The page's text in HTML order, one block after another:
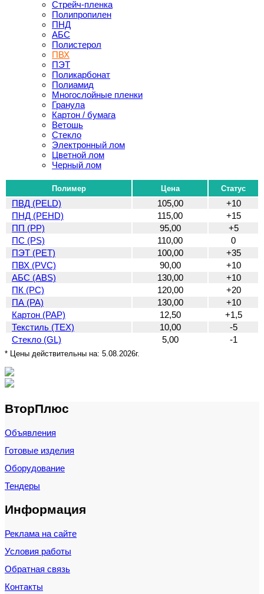
Стрейч-пленка
Полипропилен
ПНД
АБС
Полистерол
ПВХ
ПЭТ
Поликарбонат
Полиамид
Многослойные пленки
Гранула
Картон / бумага
Ветошь
Стекло
Электронный лом
Цветной лом
Черный лом
Полимер Цена Статус
ПВД (PELD) 105,00
+10
ПНД (PEHD)
115,00
+15
ПП (PP)
95,00
+5
ПС (PS)
110,00
0
ПЭТ (PET)
100,00
+35
ПВХ (PVC)
90,00
+10
АБС (ABS)
130,00
+10
ПК (PC)
120,00
+20
ПА (PA)
130,00
+10
Картон (PAP)
12,50
+1,5
Текстиль (TEX)
10,00
-5
Стекло (GL)
5,00 -1
* Цены действительны на: 5.08.2026г.
ВторПлюс
Объявления
Готовые изделия
Оборудование
Тендеры
Информация
Реклама на сайте
Условия работы
Обратная связь
Контакты